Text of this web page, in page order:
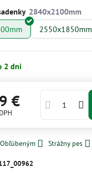
2550x1850mm
2 dni
€
Strážny pes